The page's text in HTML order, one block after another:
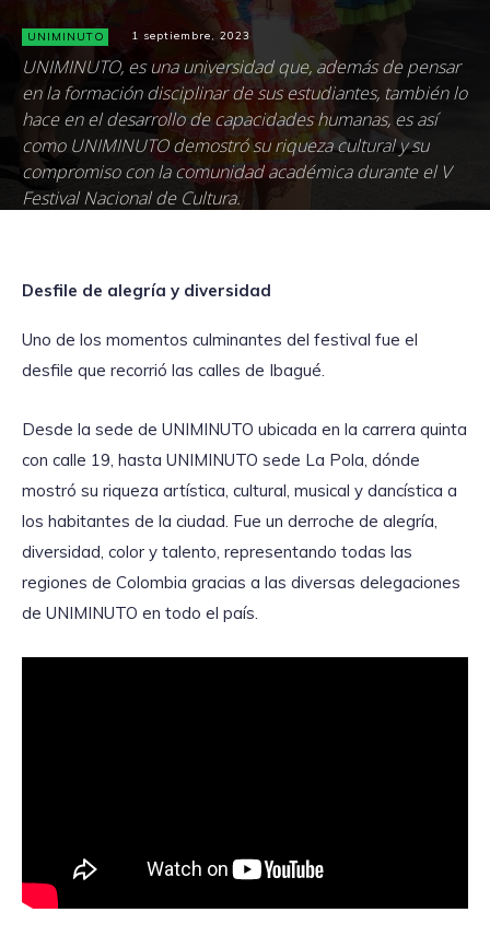
UNIMINUTO 1 septiembre, 2023
UNIMINUTO, es una universidad que, además de pensar
en la formación disciplinar de sus estudiantes, también lo
hace en el desarrollo de capacidades humanas, es así
como UNIMINUTO demostró su riqueza cultural y su
compromiso con la comunidad académica durante el V
Festival Nacional de Cultura.
Desfile de alegría y diversidad
Uno de los momentos culminantes del festival fue el
desfile que recorrió las calles de Ibagué.
Desde la sede de UNIMINUTO ubicada en la carrera quinta
con calle 19, hasta UNIMINUTO sede La Pola, dónde
mostró su riqueza artística, cultural, musical y dancística a
los habitantes de la ciudad. Fue un derroche de alegría,
diversidad, color y talento, representando todas las
regiones de Colombia gracias a las diversas delegaciones
de UNIMINUTO en todo el país.